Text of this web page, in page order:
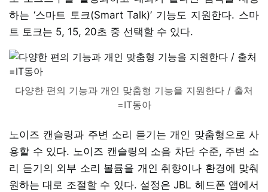
하는 ‘스마트 토크(Smart Talk)’ 기능도 지원한다. 스마
트 토크는 5, 15, 20초 중 선택할 수 있다.
다양한 편의 기능과 개인 맞춤형 기능을 지원한다 / 출처
=IT동아
노이즈 캔슬링과 주변 소리 듣기는 개인 맞춤형으로 사
용할 수 있다. 노이즈 캔슬링의 소음 차단 수준, 주변 소
리 듣기의 외부 소리 볼륨을 개인 취향이나 환경에 맞춰
원하는 대로 조절할 수 있다. 설정은 JBL 헤드폰 앱에서